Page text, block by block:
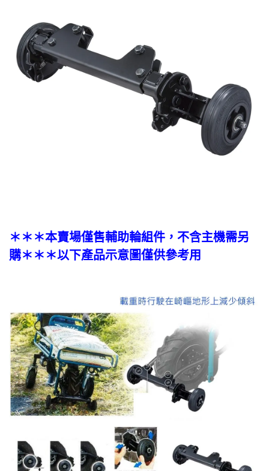
＊＊＊本賣場僅售輔助輪組件 ，不含主機需另
購＊＊＊以下產品示意圖僅供參考用